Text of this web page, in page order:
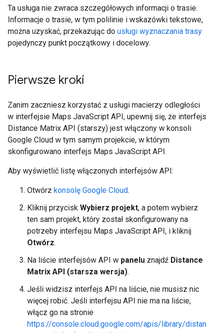
Ta usługa nie zwraca szczegółowych informacji o trasie.
Informacje o trasie, w tym polilinie i wskazówki tekstowe,
można uzyskać, przekazując do usługi wyznaczania trasy
pojedynczy punkt początkowy i docelowy.
Pierwsze kroki
Zanim zaczniesz korzystać z usługi macierzy odległości
w interfejsie Maps JavaScript API, upewnij się, że interfejs
Distance Matrix API (starszy) jest włączony w konsoli
Google Cloud w tym samym projekcie, w którym
skonfigurowano interfejs Maps JavaScript API.
Aby wyświetlić listę włączonych interfejsów API:
Otwórz konsolę Google Cloud.
Kliknij przycisk Wybierz projekt, a potem wybierz
ten sam projekt, który został skonfigurowany na
potrzeby interfejsu Maps JavaScript API, i kliknij
Otwórz.
Na liście interfejsów API w panelu znajdź Distance
Matrix API (starsza wersja).
Jeśli widzisz interfejs API na liście, nie musisz nic
więcej robić. Jeśli interfejsu API nie ma na liście,
włącz go na stronie
https://console.cloud.google.com/apis/library/distan